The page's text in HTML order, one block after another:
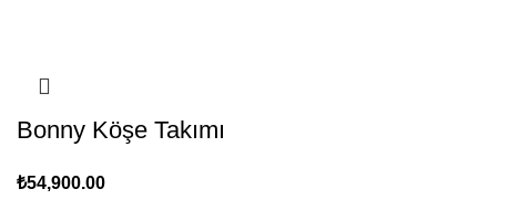
Bonny Köşe Takımı
₺54,900.00